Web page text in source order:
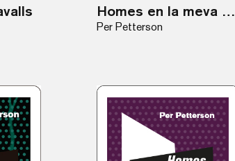
Homes en la meva situació
Per Petterson